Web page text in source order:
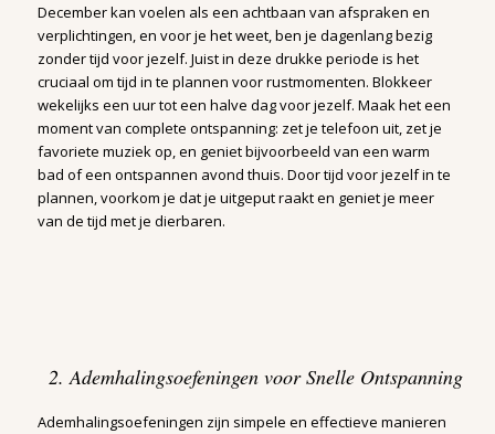
December kan voelen als een achtbaan van afspraken en
verplichtingen, en voor je het weet, ben je dagenlang bezig
zonder tijd voor jezelf. Juist in deze drukke periode is het
cruciaal om tijd in te plannen voor rustmomenten. Blokkeer
wekelijks een uur tot een halve dag voor jezelf. Maak het een
moment van complete ontspanning: zet je telefoon uit, zet je
favoriete muziek op, en geniet bijvoorbeeld van een warm
bad of een ontspannen avond thuis. Door tijd voor jezelf in te
plannen, voorkom je dat je uitgeput raakt en geniet je meer
van de tijd met je dierbaren.
2. Ademhalingsoefeningen voor Snelle Ontspanning
Ademhalingsoefeningen zijn simpele en effectieve manieren